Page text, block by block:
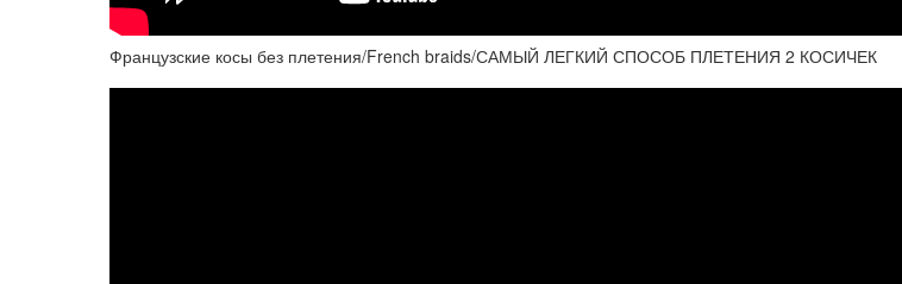
Французские косы без плетения/French braids/САМЫЙ ЛЕГКИЙ СПОСОБ ПЛЕТЕНИЯ 2 КОСИЧЕК